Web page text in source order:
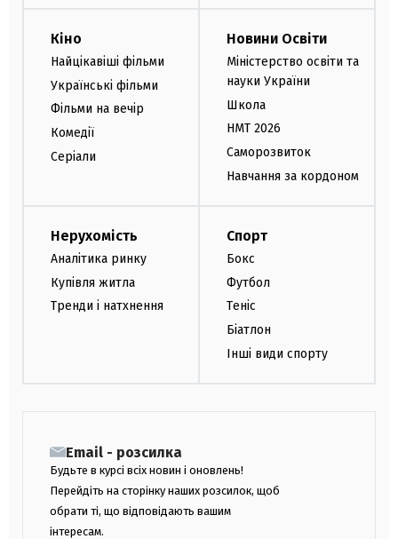
Кіно
Найцікавіші фільми
Українські фільми
Фільми на вечір
Комедії
Серіали
Новини Освіти
Міністерство освіти та
науки України
Школа
НМТ 2026
Саморозвиток
Навчання за кордоном
Нерухомість
Аналітика ринку
Купівля житла
Тренди і натхнення
Спорт
Бокс
Футбол
Теніс
Біатлон
Інші види спорту
Email - розсилка
Будьте в курсі всіх новин і оновлень!
Перейдіть на сторінку наших розсилок, щоб
обрати ті, що відповідають вашим
інтересам.